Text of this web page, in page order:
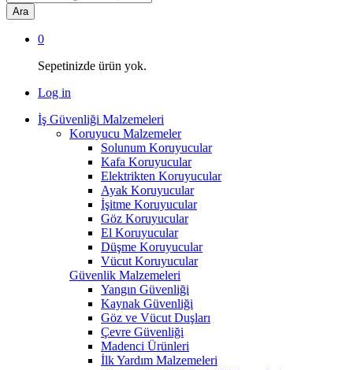
Ara
0
Sepetinizde ürün yok.
Log in
İş Güvenliği Malzemeleri
Koruyucu Malzemeler
Solunum Koruyucular
Kafa Koruyucular
Elektrikten Koruyucular
Ayak Koruyucular
İşitme Koruyucular
Göz Koruyucular
El Koruyucular
Düşme Koruyucular
Vücut Koruyucular
Güvenlik Malzemeleri
Yangın Güvenliği
Kaynak Güvenliği
Göz ve Vücut Duşları
Çevre Güvenliği
Madenci Ürünleri
İlk Yardım Malzemeleri